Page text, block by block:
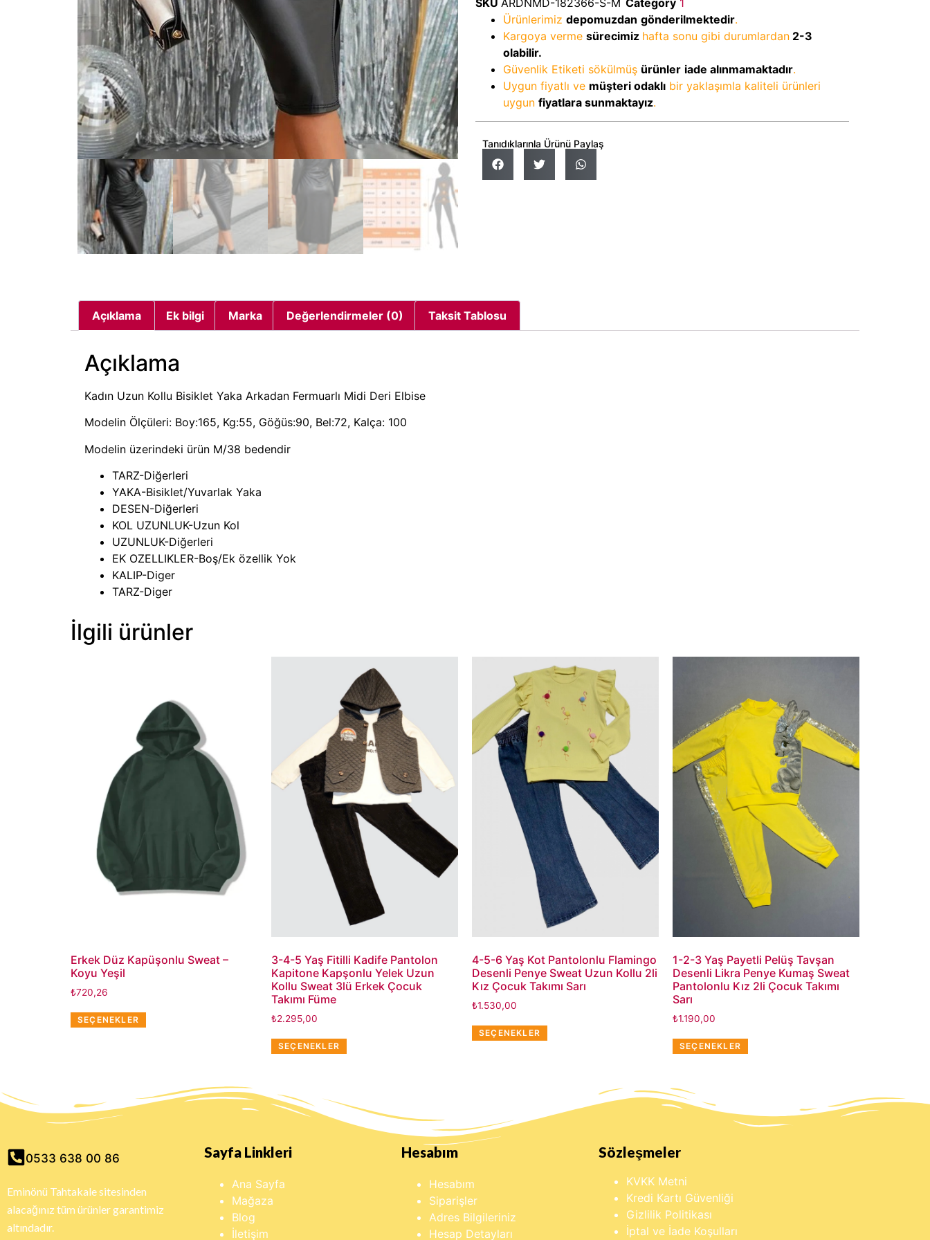
Ürünlerimiz depomuzdan gönderilmektedir.
Kargoya verme sürecimiz hafta sonu gibi durumlardan 2-3
olabilir.
Güvenlik Etiketi sökülmüş ürünler iade alınmamaktadır.
Uygun fiyatlı ve müşteri odaklı bir yaklaşımla kaliteli ürünleri
uygun fiyatlara sunmaktayız.
Tanıdıklarınla Ürünü Paylaş
Açıklama Ek bilgi Marka Değerlendirmeler (0) Taksit Tablosu
Açıklama
Kadın Uzun Kollu Bisiklet Yaka Arkadan Fermuarlı Midi Deri Elbise
Modelin Ölçüleri: Boy:165, Kg:55, Göğüs:90, Bel:72, Kalça: 100
Modelin üzerindeki ürün M/38 bedendir
TARZ-Diğerleri
YAKA-Bisiklet/Yuvarlak Yaka
DESEN-Diğerleri
KOL UZUNLUK-Uzun Kol
UZUNLUK-Diğerleri
EK OZELLIKLER-Boş/Ek özellik Yok
KALIP-Diger
TARZ-Diger
İlgili ürünler
Erkek Düz Kapüşonlu Sweat –
Koyu Yeşil
₺720,26
SEÇENEKLER
3-4-5 Yaş Fitilli Kadife Pantolon
Kapitone Kapşonlu Yelek Uzun
Kollu Sweat 3lü Erkek Çocuk
Takımı Füme
₺2.295,00
SEÇENEKLER
4-5-6 Yaş Kot Pantolonlu Flamingo
Desenli Penye Sweat Uzun Kollu 2li
Kız Çocuk Takımı Sarı
₺1.530,00
SEÇENEKLER
1-2-3 Yaş Payetli Pelüş Tavşan
Desenli Likra Penye Kumaş Sweat
Pantolonlu Kız 2li Çocuk Takımı
Sarı
₺1.190,00
SEÇENEKLER
0533 638 00 86
Eminönü Tahtakale sitesinden
alacağınız tüm ürünler garantimiz
altındadır.
Sayfa Linkleri
Ana Sayfa
Mağaza
Blog
İletişim
Hesabım
Hesabım
Siparişler
Adres Bilgileriniz
Hesap Detayları
Sözleşmeler
KVKK Metni
Kredi Kartı Güvenliği
Gizlilik Politikası
İptal ve İade Koşulları